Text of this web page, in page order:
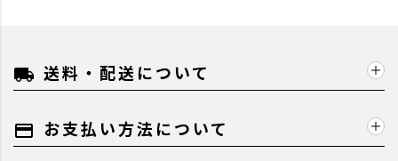
local_shipping 送料・配送について
payment お支払い方法について